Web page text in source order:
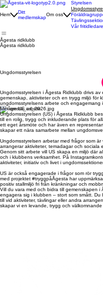
Hem
Ditt
medlemskapOm oss
Styrelsen
Vår fritidledare
Ågesta ridklubb
Ågesta ridklubb
Ungdomsstyrelsen
Ungdomsstyrelsen i Ågesta Ridklubb drivs
gemenskap, aktiviteter och en trygg miljö för
ungdomsstyrelsens arbete och engagemang i
Mer om US arbete
Ungdomsstyrelsen (US) i Ågesta Ridklubb
till en rolig, trygg och inkluderande plats för
ett eget årsmöte och har även en
skapar ett nära samarbete mellan
Ungdomsstyrelsen arbetar med frågor som
arrangerar aktiviteter, temadagar och sociala
Genom sitt arbete vill US skapa en miljö där
och i klubbens verksamhet. På
aktiviteter, initiativ och livet i
US är också engagerade i frågor som rör
med projektet #tryggpåÅgesta har
positiv stallmiljö fri från kränkningar och
Vill du vara med och bidra till gemenskapen
engagera sig i klubben – stort som smått.
till vid aktiviteter, tävlingar eller andra
skapar vi en levande, trygg och